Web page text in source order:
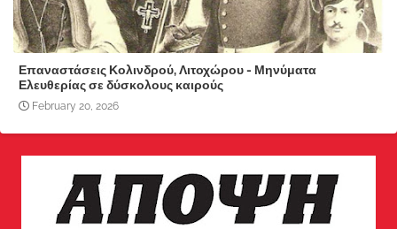
Επαναστάσεις Κολινδρού, Λιτοχώρου - Μηνύματα
Ελευθερίας σε δύσκολους καιρούς
February 20, 2026